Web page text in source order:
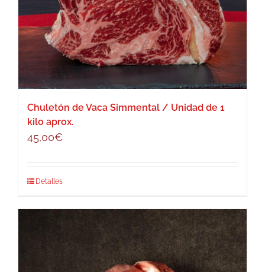
Chuletón de Vaca Simmental / Unidad de 1
kilo aprox.
45,00€
Detalles